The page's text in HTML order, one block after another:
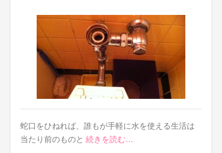
蛇口をひねれば、誰もが手軽に水を使える生活は
当たり前のものと 続きを読む…